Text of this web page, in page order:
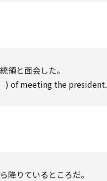
領と面会した。
meeting the president.
降りているところだ。